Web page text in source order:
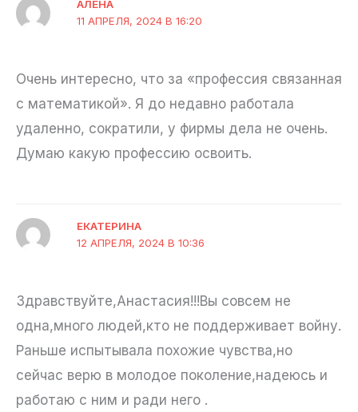
АЛЁНА
11 АПРЕЛЯ, 2024 В 16:20
Очень интересно, что за «профессия связанная
с математикой». Я до недавно работала
удаленно, сократили, у фирмы дела не очень.
Думаю какую профессию освоить.
ЕКАТЕРИНА
12 АПРЕЛЯ, 2024 В 10:36
Здравствуйте,Анастасия!!!Вы совсем не
одна,много людей,кто не поддерживает войну.
Раньше испытывала похожие чувства,но
сейчас верю в молодое поколение,надеюсь и
работаю с ним и ради него .